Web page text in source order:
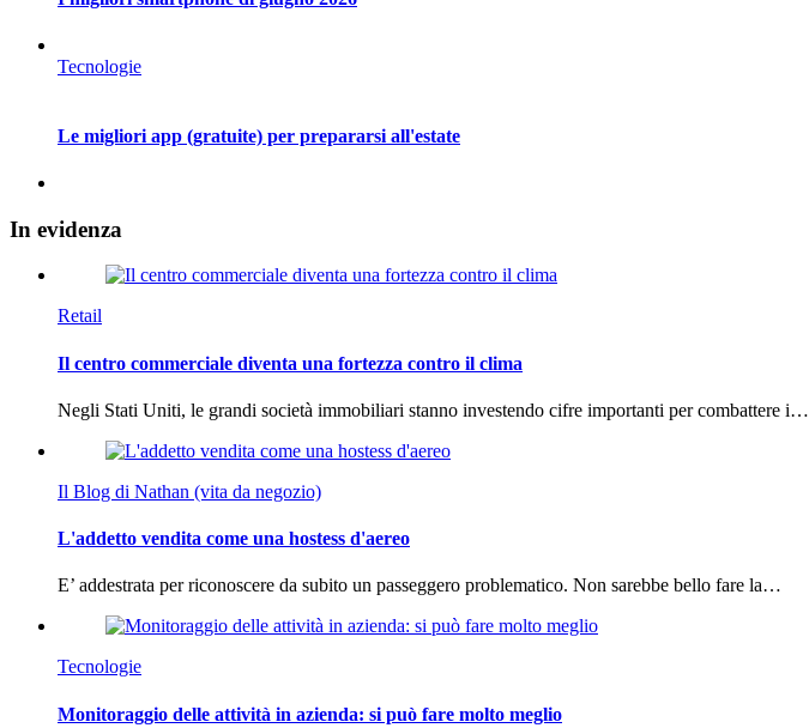
Tecnologie
Le migliori app (gratuite) per prepararsi all'estate
In evidenza
Retail
Il centro commerciale diventa una fortezza contro il clima
Negli Stati Uniti, le grandi società immobiliari stanno investendo cifre importanti per combattere i…
Il Blog di Nathan (vita da negozio)
L'addetto vendita come una hostess d'aereo
E’ addestrata per riconoscere da subito un passeggero problematico. Non sarebbe bello fare la…
Tecnologie
Monitoraggio delle attività in azienda: si può fare molto meglio